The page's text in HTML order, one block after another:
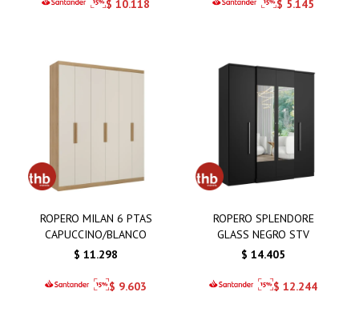
$ 10.118 $ 5.145
ROPERO MILAN 6 PTAS
CAPUCCINO/BLANCO
$ 11.298
$ 9.603
ROPERO SPLENDORE
GLASS NEGRO STV
$ 14.405
$ 12.244